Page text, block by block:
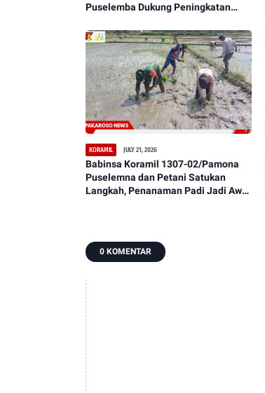
Puselemba Dukung Peningkatan
KORAMIL JULY 21, 2026
Babinsa Koramil 1307-02/Pamona
Puselemna dan Petani Satukan
Langkah, Penanaman Padi Jadi Awal
0 KOMENTAR